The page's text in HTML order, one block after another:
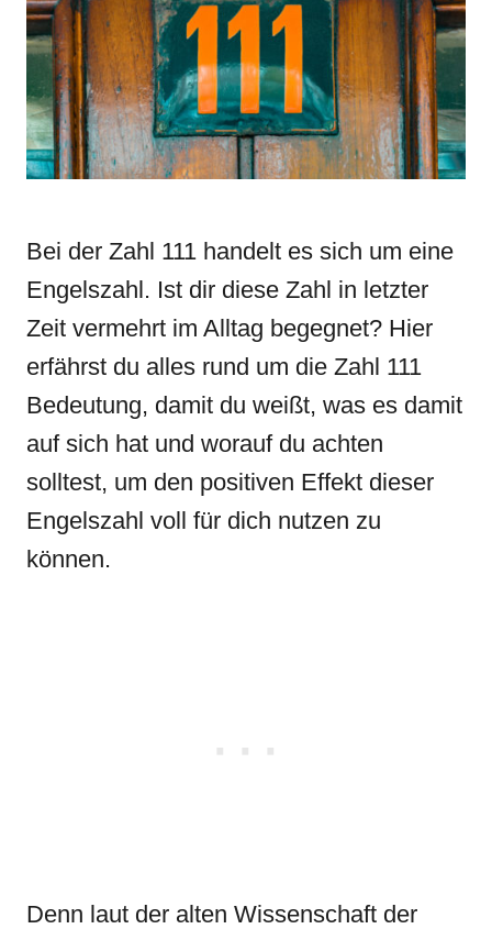
n
r
i
s
Bei der Zahl 111 handelt es sich um eine
Engelszahl. Ist dir diese Zahl in letzter
Zeit vermehrt im Alltag begegnet? Hier
erfährst du alles rund um die Zahl 111
Bedeutung, damit du weißt, was es damit
auf sich hat und worauf du achten
solltest, um den positiven Effekt dieser
Engelszahl voll für dich nutzen zu
können.
Denn laut der alten Wissenschaft der